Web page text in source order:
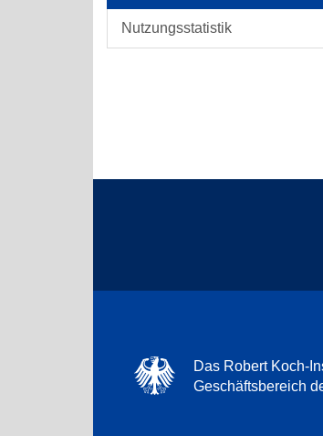
Nutzungsstatistik
Das Robert Koch-
Geschäftsbereich